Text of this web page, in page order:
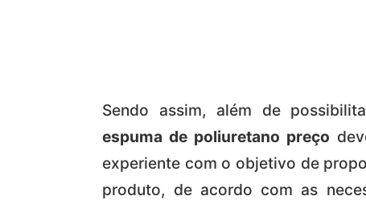
Sendo assim, além de
espuma de poliuretano preço
experiente com o objetivo de
produto, de acordo com as